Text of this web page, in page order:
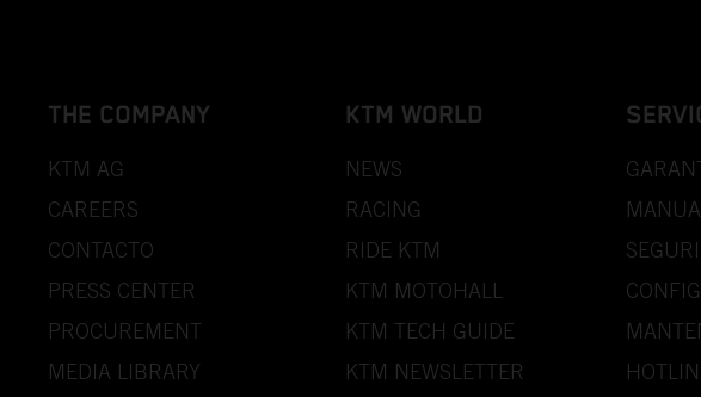
THE COMPANY
KTM AG
CAREERS
CONTACTO
PRESS CENTER
PROCUREMENT
MEDIA LIBRARY
KTM WORLD
NEWS
RACING
RIDE KTM
KTM MOTOHALL
KTM TECH GUIDE
KTM NEWSLETTER